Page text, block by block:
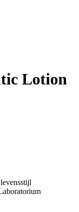
Lotion